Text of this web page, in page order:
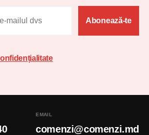
Abonează-te
EMAIL
comenzi@comenzi.md